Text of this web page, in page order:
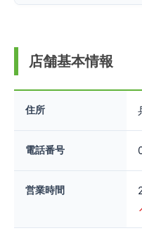
店舗基本情報
住所
電話番号
営業時間